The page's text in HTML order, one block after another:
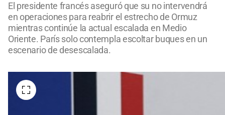
El presidente francés aseguró que su no intervendrá
en operaciones para reabrir el estrecho de Ormuz
mientras continúe la actual escalada en Medio
Oriente. París solo contempla escoltar buques en un
escenario de desescalada.